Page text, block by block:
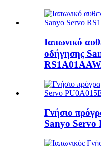
Ιαπωνικό
οδήγησης
Γνήσιο
Sanyo Servo